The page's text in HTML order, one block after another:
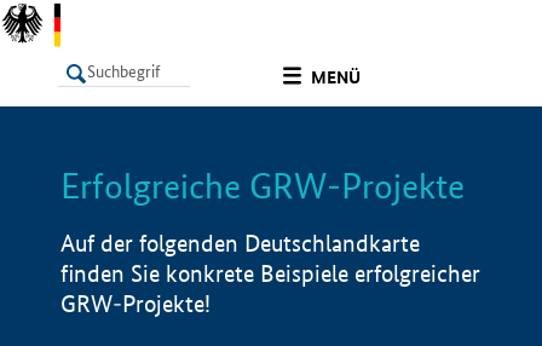
MENÜ
LISTE Info
Erfolgreiche GRW-Projekte
Auf der folgenden Deutschlandkarte
finden Sie konkrete Beispiele erfolgreicher
GRW-Projekte!